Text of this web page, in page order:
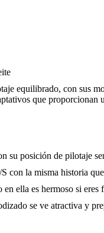
equilibrado, con sus
que
su posición de pilotaje
la misma historia
ella es hermoso si eres
se ve atractiva y